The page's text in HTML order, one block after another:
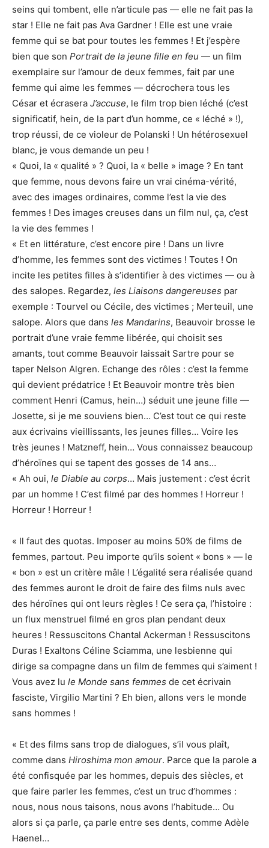
seins qui tombent, elle n’articule pas — elle ne fait pas la
star ! Elle ne fait pas Ava Gardner ! Elle est une vraie
femme qui se bat pour toutes les femmes ! Et j’espère
bien que son Portrait de la jeune fille en feu — un film
exemplaire sur l’amour de deux femmes, fait par une
femme qui aime les femmes — décrochera tous les
César et écrasera J’accuse, le film trop bien léché (c’est
significatif, hein, de la part d’un homme, ce « léché » !),
trop réussi, de ce violeur de Polanski ! Un hétérosexuel
blanc, je vous demande un peu !
« Quoi, la « qualité » ? Quoi, la « belle » image ? En tant
que femme, nous devons faire un vrai cinéma-vérité,
avec des images ordinaires, comme l’est la vie des
femmes ! Des images creuses dans un film nul, ça, c’est
la vie des femmes !
« Et en littérature, c’est encore pire ! Dans un livre
d’homme, les femmes sont des victimes ! Toutes ! On
incite les petites filles à s’identifier à des victimes — ou à
des salopes. Regardez, les Liaisons dangereuses par
exemple : Tourvel ou Cécile, des victimes ; Merteuil, une
salope. Alors que dans les Mandarins, Beauvoir brosse le
portrait d’une vraie femme libérée, qui choisit ses
amants, tout comme Beauvoir laissait Sartre pour se
taper Nelson Algren. Echange des rôles : c’est la femme
qui devient prédatrice ! Et Beauvoir montre très bien
comment Henri (Camus, hein…) séduit une jeune fille —
Josette, si je me souviens bien… C’est tout ce qui reste
aux écrivains vieillissants, les jeunes filles… Voire les
très jeunes ! Matzneff, hein… Vous connaissez beaucoup
d’héroïnes qui se tapent des gosses de 14 ans…
« Ah oui, le Diable au corps… Mais justement : c’est écrit
par un homme ! C’est filmé par des hommes ! Horreur !
Horreur ! Horreur !
« Il faut des quotas. Imposer au moins 50% de films de
femmes, partout. Peu importe qu’ils soient « bons » — le
« bon » est un critère mâle ! L’égalité sera réalisée quand
des femmes auront le droit de faire des films nuls avec
des héroïnes qui ont leurs règles ! Ce sera ça, l’histoire :
un flux menstruel filmé en gros plan pendant deux
heures ! Ressuscitons Chantal Ackerman ! Ressuscitons
Duras ! Exaltons Céline Sciamma, une lesbienne qui
dirige sa compagne dans un film de femmes qui s’aiment !
Vous avez lu le Monde sans femmes de cet écrivain
fasciste, Virgilio Martini ? Eh bien, allons vers le monde
sans hommes !
« Et des films sans trop de dialogues, s’il vous plaît,
comme dans Hiroshima mon amour. Parce que la parole a
été confisquée par les hommes, depuis des siècles, et
que faire parler les femmes, c’est un truc d’hommes :
nous, nous nous taisons, nous avons l’habitude… Ou
alors si ça parle, ça parle entre ses dents, comme Adèle
Haenel…